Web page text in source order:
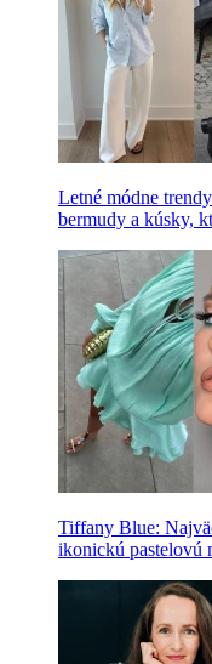
Letné módne
bermudy a kúsky,
Tiffany Blue:
ikonickú pastelovú